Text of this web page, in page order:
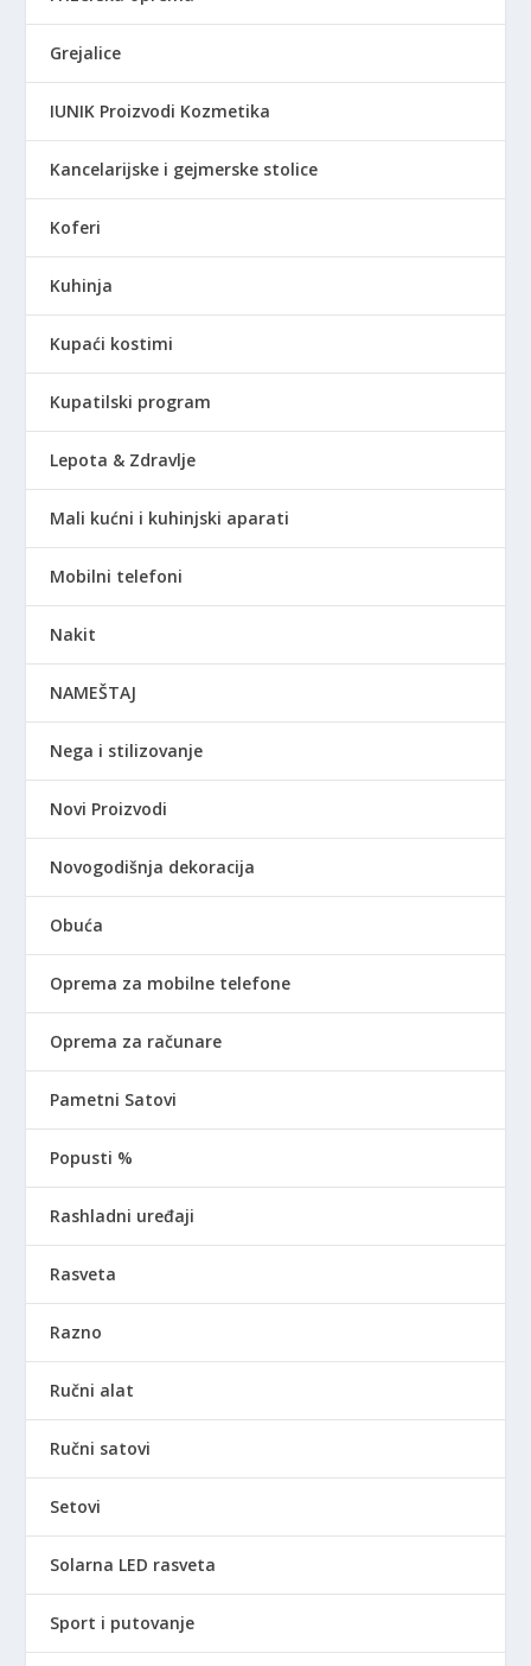
D
.
Grejalice
IUNIK Proizvodi Kozmetika
Kancelarijske i gejmerske stolice
Koferi
Kuhinja
Kupaći kostimi
Kupatilski program
Lepota & Zdravlje
Mali kućni i kuhinjski aparati
Mobilni telefoni
Nakit
NAMEŠTAJ
Nega i stilizovanje
Novi Proizvodi
Novogodišnja dekoracija
Obuća
Oprema za mobilne telefone
Oprema za računare
Pametni Satovi
Popusti %
Rashladni uređaji
Rasveta
Razno
Ručni alat
Ručni satovi
Setovi
Solarna LED rasveta
Sport i putovanje